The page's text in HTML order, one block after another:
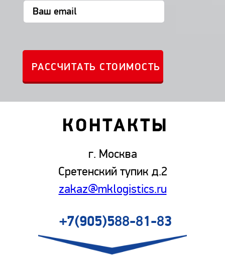
КОНТАКТЫ
г. Москва
Сретенский тупик д.2
zakaz@mklogistics.ru
+7(905)588-81-83